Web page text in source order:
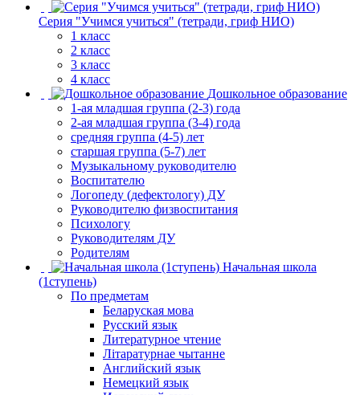
Серия "Учимся учиться" (тетради, гриф НИО)
1 класс
2 класс
3 класс
4 класс
Дошкольное образование
1-ая младшая группа (2-3) года
2-ая младшая группа (3-4) года
средняя группа (4-5) лет
старшая группа (5-7) лет
Музыкальному руководителю
Воспитателю
Логопеду (дефектологу) ДУ
Руководителю физвоспитания
Психологу
Руководителям ДУ
Родителям
Начальная школа
(1ступень)
По предметам
Беларуская мова
Русский язык
Литературное чтение
Літаратурнае чытанне
Английский язык
Немецкий язык